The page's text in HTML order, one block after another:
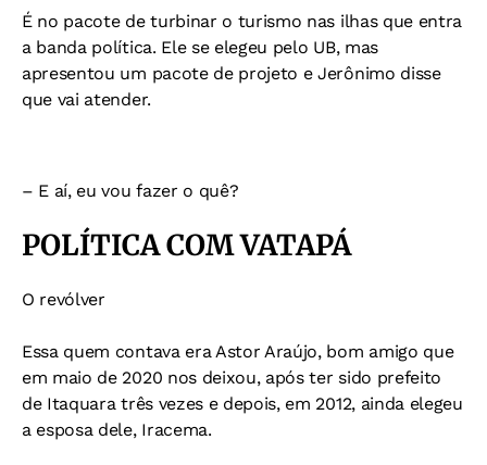
É no pacote de turbinar o turismo nas ilhas que entra
a banda política. Ele se elegeu pelo UB, mas
apresentou um pacote de projeto e Jerônimo disse
que vai atender.
– E aí, eu vou fazer o quê?
POLÍTICA COM VATAPÁ
O revólver
Essa quem contava era Astor Araújo, bom amigo que
em maio de 2020 nos deixou, após ter sido prefeito
de Itaquara três vezes e depois, em 2012, ainda elegeu
a esposa dele, Iracema.